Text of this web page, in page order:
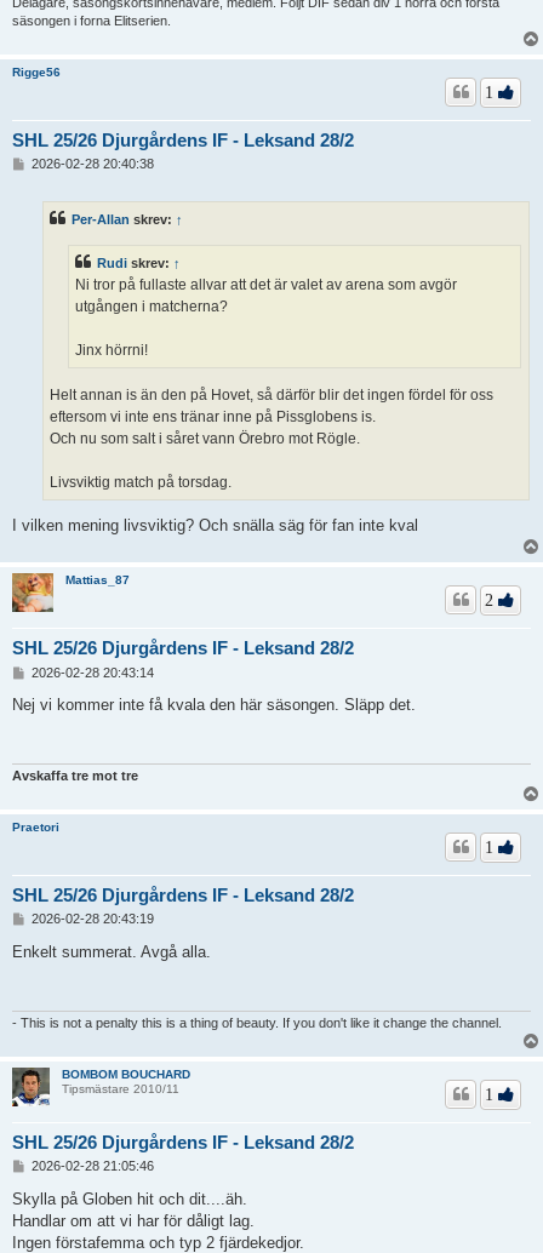
säsongen i forna Elitserien.
Rigge56
SHL 25/26 Djurgårdens IF - Leksand 28/2
1
2026-02-28 20:40:38
Per-Allan skrev: ↑
Rudi skrev: ↑
Ni tror på fullaste allvar att det är valet av arena som avgör
utgången i matcherna?
Jinx hörrni!
Helt annan is än den på Hovet, så därför blir det ingen fördel för oss
eftersom vi inte ens tränar inne på Pissglobens is.
Och nu som salt i såret vann Örebro mot Rögle.
Livsviktig match på torsdag.
I vilken mening livsviktig? Och snälla säg för fan inte kval
Mattias_87
SHL 25/26 Djurgårdens IF - Leksand 28/2
2
l
ä
2026-02-28 20:43:14
Nej vi kommer inte få kvala den här säsongen. Släpp det.
Avskaffa tre mot tre
Praetori
SHL 25/26 Djurgårdens IF - Leksand 28/2
1
l
2026-02-28 20:43:19
Enkelt summerat. Avgå alla.
- This is not a penalty this is a thing of beauty. If you don't like it change the channel.
BOMBOM BOUCHARD
Tipsmästare 2010/11
SHL 25/26 Djurgårdens IF - Leksand 28/2
1
l
ä
g
g
2026-02-28 21:05:46
Skylla på Globen hit och dit....äh.
Handlar om att vi har för dåligt lag.
Ingen förstafemma och typ 2 fjärdekedjor.